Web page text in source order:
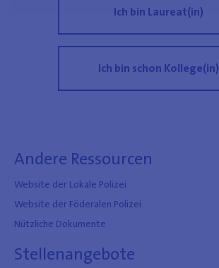
Ich bin Laureat(in)
Ich bin schon Kollege(in)
Andere Ressourcen
Website der Lokale Polizei
Website der Föderalen Polizei
Nützliche Dokumente
Stellenangebote